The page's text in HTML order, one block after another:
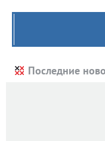
Последние